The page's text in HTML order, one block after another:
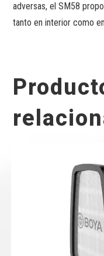
adversas, el SM58
tanto en interior como